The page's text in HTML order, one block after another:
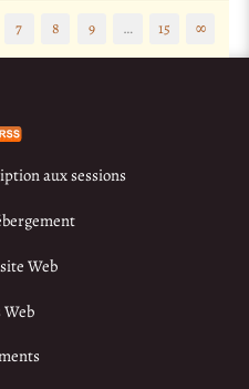
7 8 9 … 15 ∞
aux sessions
Web
Web